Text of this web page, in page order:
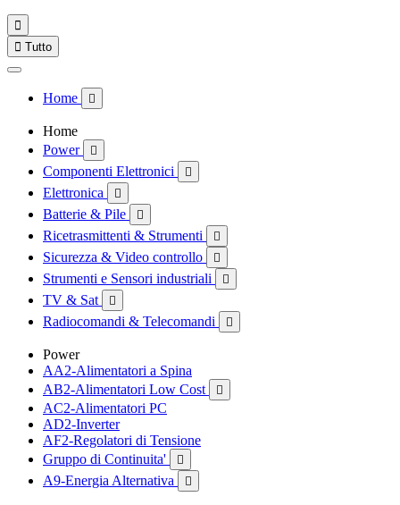

 Tutto
Home 
Home
Power

Componenti Elettronici 
Elettronica 
Batterie & Pile 
Ricetrasmittenti & Strumenti 
Sicurezza & Video controllo 
Strumenti e Sensori industriali 
TV & Sat 
Radiocomandi & Telecomandi 
Power
AA2-Alimentatori a Spina
AB2-Alimentatori Low Cost

AC2-Alimentatori PC
AD2-Inverter
AF2-Regolatori di Tensione
Gruppo di Continuita'

A9-Energia Alternativa 